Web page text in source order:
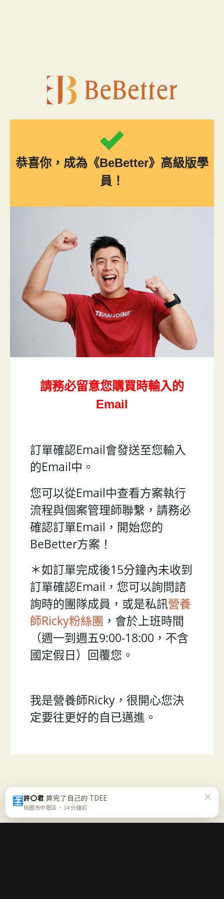
恭喜你，成為《BeBetter》高級版學
員！
請務必留意您購買時輸入的
Email
訂單確認Email會發送至您輸入
的Email中。
您可以從Email中查看方案執行
流程與個案管理師聯繫，請務必
確認訂單Email，開始您的
BeBetter方案！
＊如訂單完成後15分鐘內未收到
訂單確認Email，您可以詢問諮
詢時的團隊成員，或是私訊營養
師Ricky粉絲團 ，會於上班時間
（週一到週五9:00-18:00，不含
國定假日）回覆您。
我是營養師Ricky，很開心您決
定要往更好的自已邁進。
🧮許〇君 算完了自己的 TDEE
桃園市中壢區 · 14 分鐘前
×